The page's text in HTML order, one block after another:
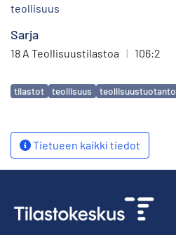
teollisuus
Sarja
18 A Teollisuustilastoa | 106:2
Avainsanat
tilastot teollisuus teollisuustuotanto
Tietueen kaikki tiedot